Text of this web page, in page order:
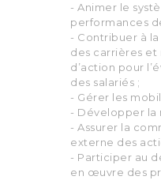
- Animer le
performances
- Contribuer à
des carrières
d’action pour
des salariés ;
- Gérer les
- Développer la
- Assurer la
externe des
- Participer au
en œuvre des